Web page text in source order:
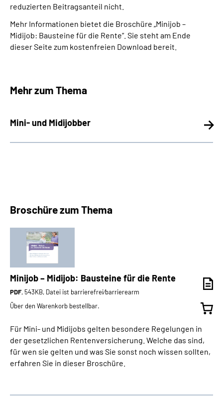
reduzierten Beitragsanteil nicht.
Mehr Informationen bietet die Broschüre „Minijob –
Midijob: Bausteine für die Rente“. Sie steht am Ende
dieser Seite zum kostenfreien Download bereit.
Mehr zum Thema
Mini- und Midijobber
Broschüre zum Thema
Minijob – Midijob: Bausteine für die Rente
PDF, 543KB, Datei ist barrierefrei⁄barrierearm
Über den Warenkorb bestellbar.
Für Mini- und Midijobs gelten besondere Regelungen in
der gesetzlichen Rentenversicherung. Welche das sind,
für wen sie gelten und was Sie sonst noch wissen sollten,
erfahren Sie in dieser Broschüre.